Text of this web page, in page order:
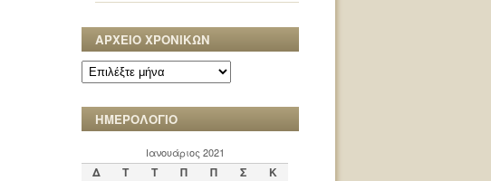
ΑΡΧΕΙΟ ΧΡΟΝΙΚΩΝ
ΑΡΧΕΙΟ
ΧΡΟΝΙΚΩΝ
ΗΜΕΡΟΛΟΓΙΟ
Ιανουάριος 2021
Δ Τ Τ Π Π Σ
Κ